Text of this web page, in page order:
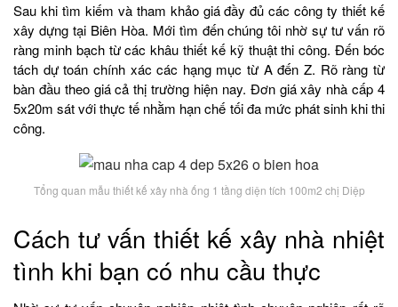
Sau khi tìm kiếm và tham khảo giá đầy đủ các công ty thiết kế
xây dựng tại Biên Hòa. Mới tìm đến chúng tôi nhờ sự tư vấn rõ
ràng minh bạch từ các khâu thiết kế kỹ thuật thi công. Đến bóc
tách dự toán chính xác các hạng mục từ A đến Z. Rõ ràng từ
bàn đầu theo giá cả thị trường hiện nay. Đơn giá xây nhà cấp 4
5x20m sát với thực tế nhằm hạn chế tối đa mức phát sinh khi thi
công.
Tổng quan mẫu thiết kế xây nhà ống 1 tầng diện tích 100m2 chị Diệp
Cách tư vấn thiết kế xây nhà nhiệt
tình khi bạn có nhu cầu thực